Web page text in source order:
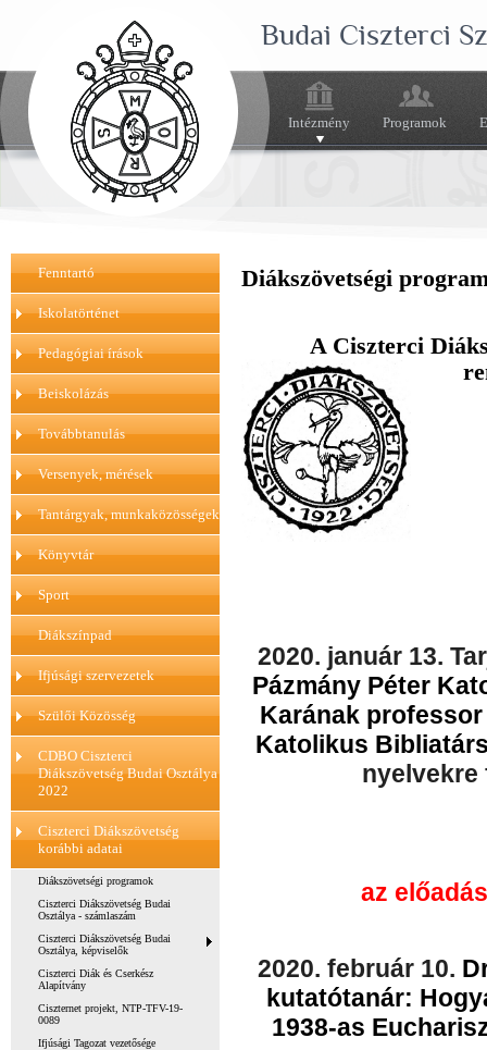
Budai Ciszterci
Intézmény Programok
Fenntartó
Iskolatörténet
Pedagógiai írások
Beiskolázás
Továbbtanulás
Versenyek, mérések
Tantárgyak, munkaközösségek
Könyvtár
Sport
Diákszínpad
Ifjúsági szervezetek
Szülői Közösség
CDBO Ciszterci
Diákszövetség Budai Osztálya
2022
Ciszterci Diákszövetség
korábbi adatai
Diákszövetségi programok
Ciszterci Diákszövetség Budai
Osztálya - számlaszám
Ciszterci Diákszövetség Budai
Osztálya, képviselők
Ciszterci Diák és Cserkész
Alapítvány
Ciszternet projekt, NTP-TFV-19-
0089
Ifjúsági Tagozat vezetősége
Diákszövetségi
A Ciszterci
2020. január 13.
Pázmány Péter
Karának
Katolikus
nyelvekre
az
2020. február 10.
kutatótanár:
1938-as